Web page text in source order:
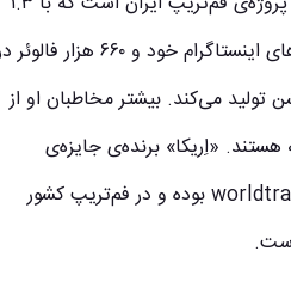
میلیون فالوئر در یکی از پیج‌های اینستاگرام خود و ۶۶۰ هزار فالوئر در
می‌کند. بیشتر مخاطبان او از
هستند. «اِریکا» برنده‌ی جایزه‌ی
جهانی worldtravelbloggers 2019 بوده و در فم‌تریپ کشور